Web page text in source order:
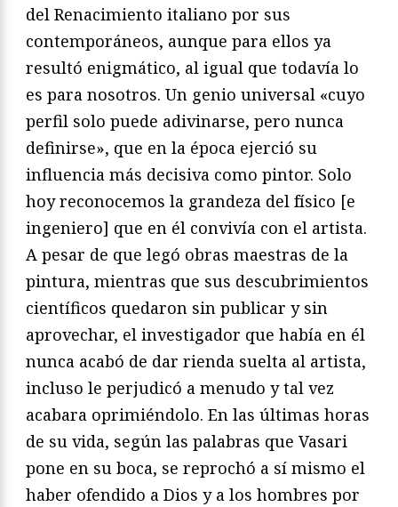
del Renacimiento italiano por sus
contemporáneos, aunque para ellos ya
resultó enigmático, al igual que todavía lo
es para nosotros. Un genio universal «cuyo
perfil solo puede adivinarse, pero nunca
definirse», que en la época ejerció su
influencia más decisiva como pintor. Solo
hoy reconocemos la grandeza del físico [e
ingeniero] que en él convivía con el artista.
A pesar de que legó obras maestras de la
pintura, mientras que sus descubrimientos
científicos quedaron sin publicar y sin
aprovechar, el investigador que había en él
nunca acabó de dar rienda suelta al artista,
incluso le perjudicó a menudo y tal vez
acabara oprimiéndolo. En las últimas horas
de su vida, según las palabras que Vasari
pone en su boca, se reprochó a sí mismo el
haber ofendido a Dios y a los hombres por